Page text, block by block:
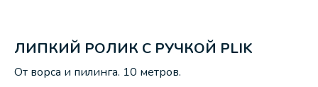
ЛИПКИЙ РОЛИК С РУЧКОЙ PLIK
От ворса и пилинга. 10 метров.